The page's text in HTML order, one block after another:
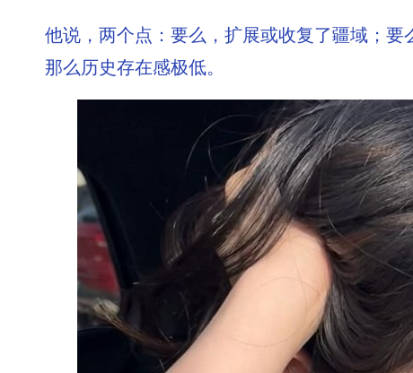
他说，两个点：要么，扩展或收复了疆域；
那么历史存在感极低。